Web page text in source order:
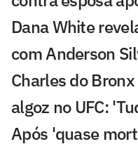
Dana White
com Anderson
Charles do
algoz no UFC:
Após 'quase